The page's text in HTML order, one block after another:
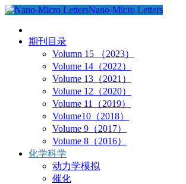
Nano-Micro Letters
期刊目录
Volumn 15 （2023）
Volume 14（2022）
Volume 13（2021）
Volume 12（2020）
Volume 11（2019）
Volume10（2018）
Volume 9（2017）
Volume 8（2016）
化学科学
动力学模拟
催化